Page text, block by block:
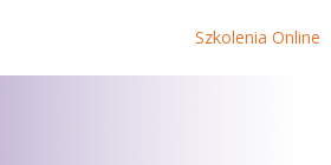
Szkolenia Online